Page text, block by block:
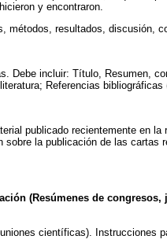
y encontraron.
métodos, resultados, discusión,
Debe incluir: Título, Resumen,
Referencias bibliográficas
publicado recientemente en
la publicación de las cartas
(Resúmenes de
científicas). Instrucciones